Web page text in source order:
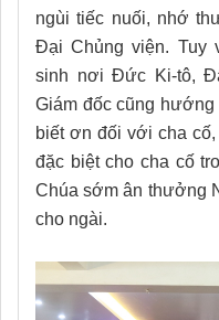
ngùi tiếc nuối, nhớ
Đại Chủng viện. Tuy
sinh nơi Đức Ki-tô,
Giám đốc cũng
biết ơn đối với cha
đặc biệt cho cha cố
Chúa sớm ân thưởng
cho ngài.